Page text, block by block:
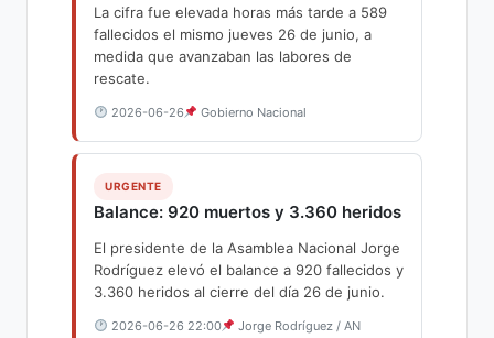
La cifra fue elevada horas más tarde a 589
fallecidos el mismo jueves 26 de junio, a
medida que avanzaban las labores de
rescate.
2026-06-26 Gobierno Nacional
URGENTE
Balance: 920 muertos y 3.360 heridos
El presidente de la Asamblea Nacional Jorge
Rodríguez elevó el balance a 920 fallecidos y
3.360 heridos al cierre del día 26 de junio.
2026-06-26 22:00
Jorge Rodríguez / AN